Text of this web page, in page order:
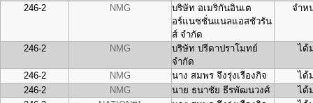
246-2 NMG
บริษัท อเมริกันอินเต
อร์แนชชั่นแนลแอสชัวรัน
ส์ จำกัด
จำห
246-2 NMG
บริษัท ปรีดาปราโมทย์
จำกัด
ได้
246-2 NMG นาง สมพร จึงรุ่งเรืองกิจ
ได้
246-2
NMG นาย ธนาชัย ธีรพัฒนวงศ์
ได้